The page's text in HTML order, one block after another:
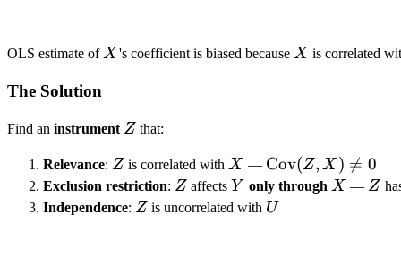
OLS estimate ofX
X 's coefficient is biased because X
X is correlated
The Solution
Find an instrument Z
Z that:
Relevance: Z
Z is correlated with X
X — \text{Cov}
(Z, X) \neq
0
Cov(Z, X ) 
= 0
Exclusion restriction: Z
Z affects Y
Y only through X
X — Z
Z
Independence: Z
Z is uncorrelated with U
U